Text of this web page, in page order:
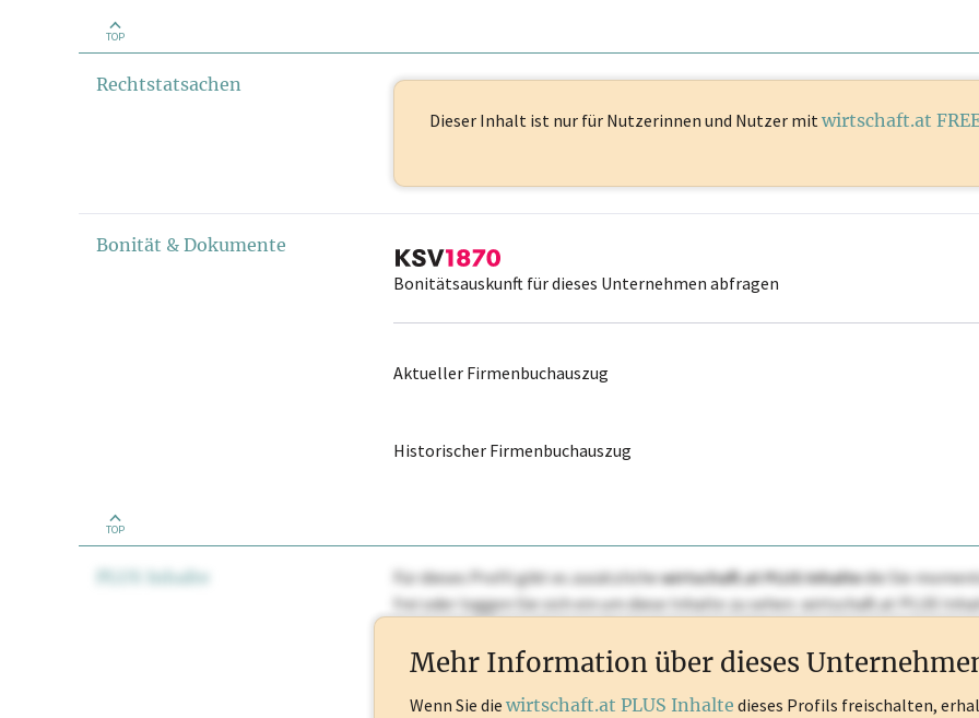
TOP
Rechtstatsachen
Dieser Inhalt ist nur für Nutzerinnen und Nutzer mit wirtschaft.at
Bonität & Dokumente
Bonitätsauskunft für dieses Unternehmen abfragen
Aktueller Firmenbuchauszug
Historischer Firmenbuchauszug
TOP
PLUS Inhalte Für dieses Profil gibt es zusätzlichewirtschaft.at PLUS Inhaltedie Sie
frei oder loggen Sie sich ein um diese Inhalte zu sehen. wirtschaft.at PLUS
Mehr Information über dieses
Wenn Sie die wirtschaft.at PLUS Inhalte dieses Profils freischalten,